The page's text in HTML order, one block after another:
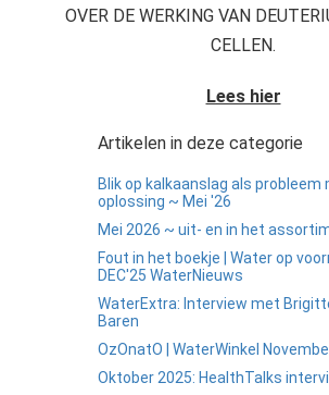
OVER DE WERKING VAN
CELLEN.
Lees hier
Artikelen in deze categorie
Blik op kalkaanslag als probleem
oplossing ~ Mei '26
Mei 2026 ~ uit- en in het
Fout in het boekje | Water op
DEC'25 WaterNieuws
WaterExtra: Interview met
Baren
OzOnatO | WaterWinkel
Oktober 2025: HealthTalks